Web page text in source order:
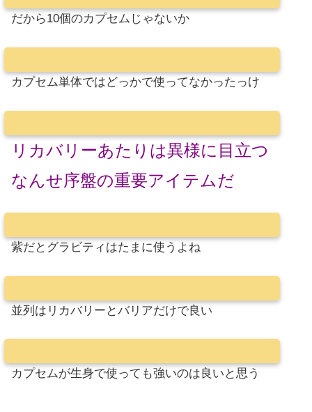
だから10個のカプセムじゃないか
カプセム単体ではどっかで使ってなかったっけ
リカバリーあたりは異様に目立つ
なんせ序盤の重要アイテムだ
紫だとグラビティはたまに使うよね
並列はリカバリーとバリアだけで良い
カプセムが生身で使っても強いのは良いと思う